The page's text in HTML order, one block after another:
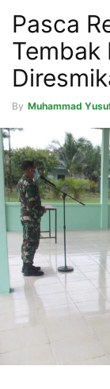
Pasca
Tembak
By Muhammad